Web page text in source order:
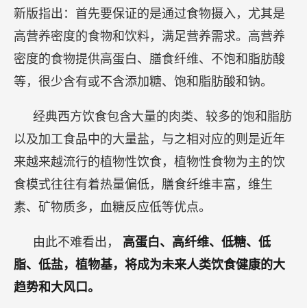
新版指出：首先要保证的是通过食物摄入，尤其是
高营养密度的食物和饮料，满足营养需求。高营养
密度的食物提供高蛋白、膳食纤维、不饱和脂肪酸
等，很少含有或不含添加糖、饱和脂肪酸和钠。
经典西方饮食包含大量的肉类、较多的饱和脂肪
以及加工食品中的大量盐，与之相对应的则是近年
来越来越流行的植物性饮食，植物性食物为主的饮
食模式往往有着热量偏低，膳食纤维丰富，维生
素、矿物质多，血糖反应低等优点。
由此不难看出， 高蛋白、高纤维、低糖、低
脂、低盐，植物基，将成为未来人类饮食健康的大
趋势和大风口。